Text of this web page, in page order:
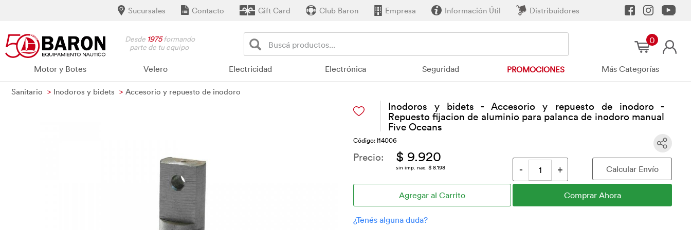
Distribuidores
Información Útil
Empresa
Club Baron
Gift Card
Contacto
Sucursales
Desde 1975formando
parte de tu equipo
0
Motor y Botes Velero Electricidad Electrónica Seguridad PROMOCIONES Más Categorías
Sanitario Inodoros y bidets Accesorio y repuesto de inodoro
Inodoros y bidets - Accesorio y repuesto de inodoro -
Repuesto fijacion de aluminio para palanca de inodoro manual
Five Oceans
Código: I14006
Precio: $ 9.920
sin imp. nac. $ 8.198